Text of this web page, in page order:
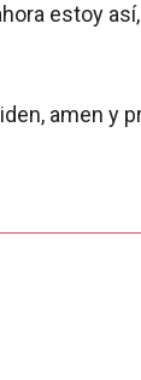
estoy
amen y